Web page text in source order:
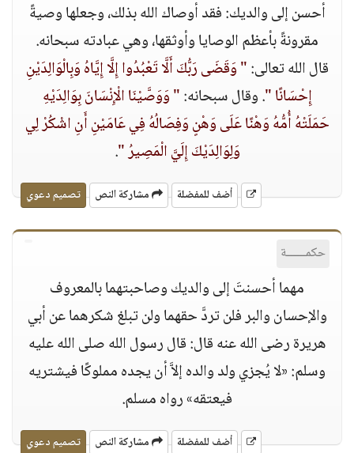
أحسن إلى والديك: فقد أوصاك الله بذلك، وجعلها وصيةً
مقرونةً بأعظم الوصايا وأوثقها، وهي عبادته سبحانه.
قال الله تعالى:" وَقَضَى رَبُّكَ أَلَّا تَعْبُدُوا إِلَّا إِيَّاهُ وَبِالْوَالِدَيْنِ
إِحْسَانًا ". وقال سبحانه:" وَوَصَّيْنَا الْإِنْسَانَ بِوَالِدَيْهِ
حَمَلَتْهُ أُمُّهُ وَهْنًا عَلَى وَهْنٍ وَفِصَالُهُ فِي عَامَيْنِ أَنِ اشْكُرْ لِي
وَلِوَالِدَيْكَ إِلَيَّ الْمَصِيرُ ".
أضف للمفضلة مشاركة النص تصميم دعوي
حكمــــــة
مهما أحسنتَ إلى والديك وصاحبتهما بالمعروف
والإحسان والبر فلن تردَّ حقهما ولن تبلغ شكرهما عن أبي
هريرة رضى الله عنه قال: قال رسول الله صلى الله عليه
وسلم: «لا يُجزي ولد والده إلاَّ أن يجده مملوكًا فيشتريه
فيعتقه» رواه مسلم.
أضف للمفضلة مشاركة النص تصميم دعوي